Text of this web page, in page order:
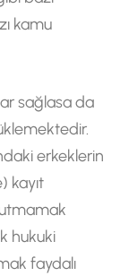
kamu
sağlasa da
erkeklerin
kayıt
hukuki
faydalı